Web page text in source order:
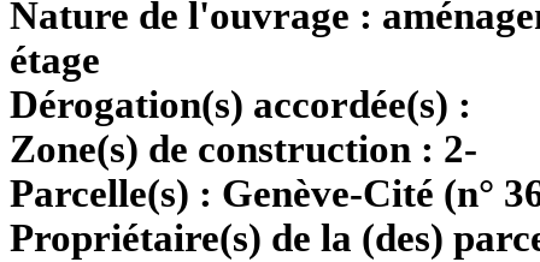
Nature de l'ouvrage :
étage
Dérogation(s) accordée(s) :
Zone(s) de construction : 2-
Parcelle(s) : Genève-Cité (n°
Propriétaire(s) de la (des)